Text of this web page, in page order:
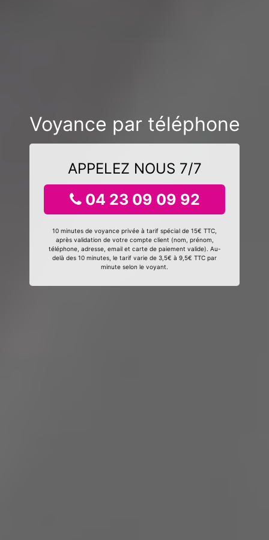
Voyance par téléphone
APPELEZ NOUS 7/7
04 23 09 09 92
10 minutes de voyance privée à tarif spécial de 15€ TTC,
après validation de votre compte client (nom, prénom,
téléphone, adresse, email et carte de paiement valide). Au-
delà des 10 minutes, le tarif varie de 3,5€ à 9,5€ TTC par
minute selon le voyant.